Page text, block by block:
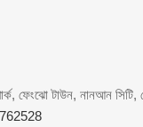
পার্ক, ফেংঝো টাউন, নানআন